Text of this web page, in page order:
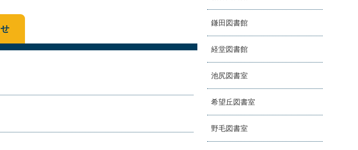
鎌田図書館
経堂図書館
池尻図書室
希望丘図書室
野毛図書室